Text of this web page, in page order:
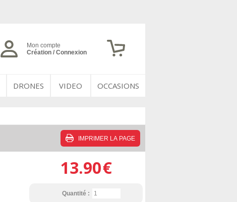
Mon compte
Création / Connexion
DRONES VIDEO OCCASIONS
IMPRIMER LA PAGE
13.90€
Quantité :